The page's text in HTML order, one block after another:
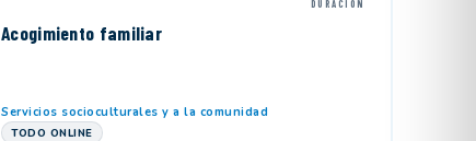
DURACIÓN
Acogimiento familiar
Servicios socioculturales y a la comunidad
TODO ONLINE